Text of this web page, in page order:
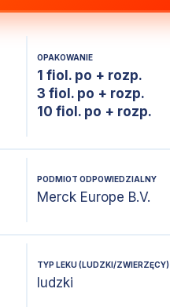
OPAKOWANIE
1 fiol. po + rozp.
3 fiol. po + rozp.
10 fiol. po + rozp.
PODMIOT ODPOWIEDZIALNY
Merck Europe B.V.
TYP LEKU (LUDZKI/ZWIERZĘCY)
ludzki